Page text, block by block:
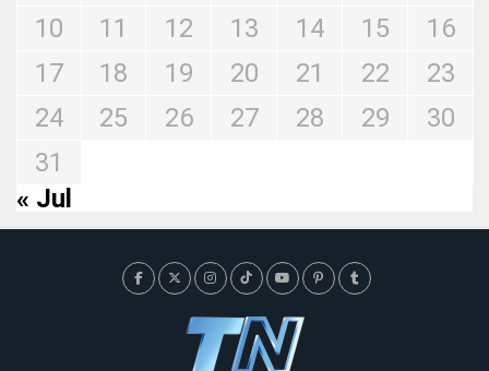
10
11 12 13 14 15
16
17
18 19 20 21 22
23
24
25 26 27 28 29
30
31
« Jul